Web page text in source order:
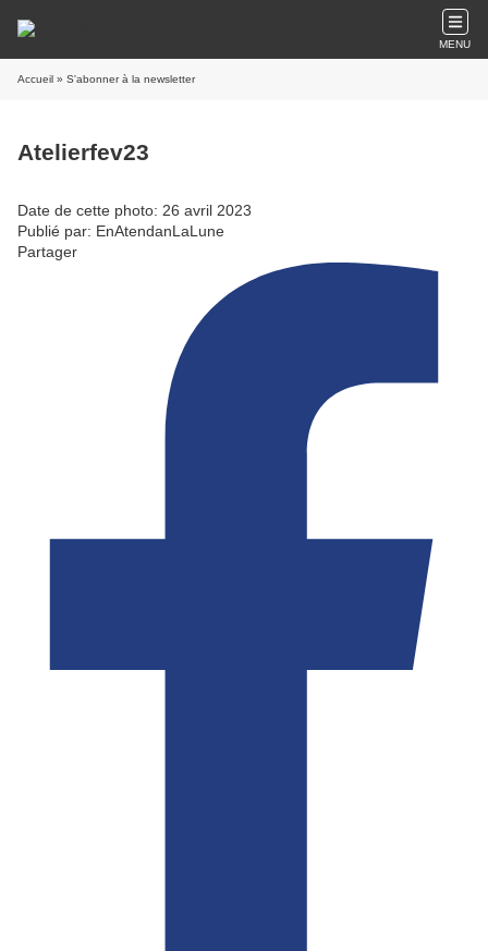
MENU
Accueil » S'abonner à la newsletter
Atelierfev23
Date de cette photo: 26 avril 2023
Publié par: EnAtendanLaLune
Partager